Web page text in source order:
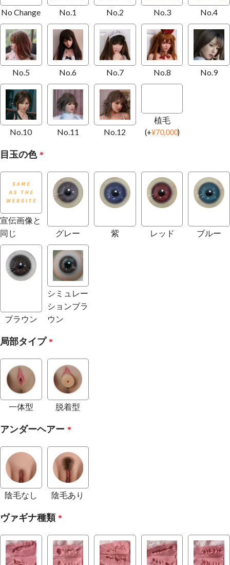
No Change No.1 No.2 No.3 No.4
No.5 No.6 No.7 No.8 No.9
No.10 No.11 No.12
植毛
(+¥70,000)
目玉の色 *
宣伝画像と
同じ
グレー 紫 レッド ブルー
ブラウン
シミュレー
ションブラ
ウン
局部タイプ *
一体型 脱着型
アンダーヘアー *
陰毛なし 陰毛あり
ヴァギナ種類 *